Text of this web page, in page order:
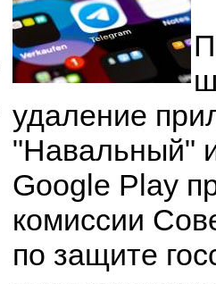
удаление
"Навальный"
Google Play
комиссии
по защите